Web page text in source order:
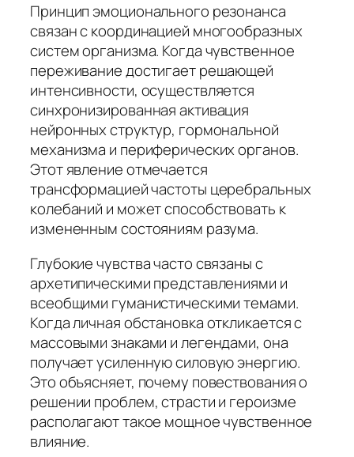
Принцип эмоционального резонанса
связан с координацией многообразных
систем организма. Когда чувственное
переживание достигает решающей
интенсивности, осуществляется
синхронизированная активация
нейронных структур, гормональной
механизма и периферических органов.
Этот явление отмечается
трансформацией частоты церебральных
колебаний и может способствовать к
измененным состояниям разума.
Глубокие чувства часто связаны с
архетипическими представлениями и
всеобщими гуманистическими темами.
Когда личная обстановка откликается с
массовыми знаками и легендами, она
получает усиленную силовую энергию.
Это объясняет, почему повествования о
решении проблем, страсти и героизме
располагают такое мощное чувственное
влияние.